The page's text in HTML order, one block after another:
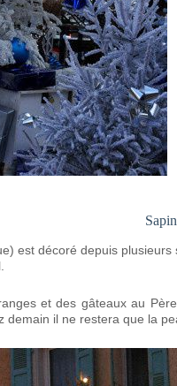
est décoré depuis
et des gâteaux au
il ne restera que la